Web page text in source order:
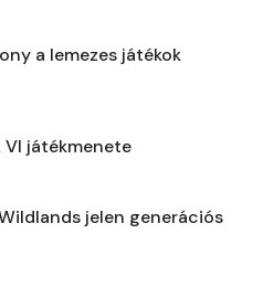
a lemezes játékok
játékmenete
jelen generációs